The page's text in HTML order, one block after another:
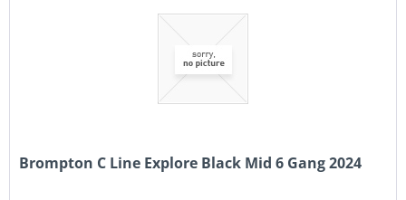
Brompton C Line Explore Black Mid 6 Gang 2024